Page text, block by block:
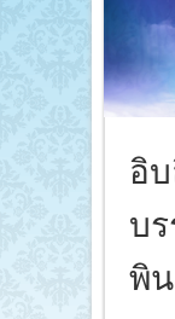
อิ
บ
พิ